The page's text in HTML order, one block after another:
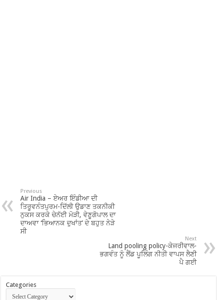
Previous
Air India – ਏਅਰ ਇੰਡੀਆ ਦੀ
ਤਿਰੂਵਨੰਤਪੁਰਮ-ਦਿੱਲੀ ਉਡਾਣ ਤਕਨੀਕੀ
ਨੁਕਸ ਕਰਕੇ ਚੇਨੱਈ ਮੋੜੀ, ਵੇਣੂਗੋਪਾਲ ਦਾ
ਦਾਅਵਾ ‘ਭਿਆਨਕ ਦੁਖਾਂਤ’ ਦੇ ਬਹੁਤ ਨੇੜੇ
ਸੀ
Next
Land pooling policy-ਕੇਜਰੀਵਾਲ-
ਭਗਵੰਤ ਨੂੰ ਲੈਂਡ ਪੂਲਿੰਗ ਨੀਤੀ ਵਾਪਸ ਲੈਣੀ
ਪੈ ਗਈ
Categories